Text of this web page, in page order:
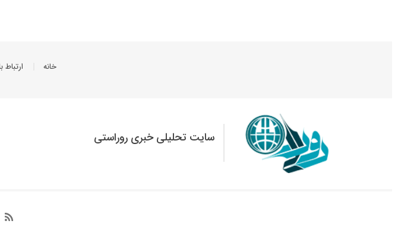
خانه ارتباط
سایت تحلیلی خبری روراستی